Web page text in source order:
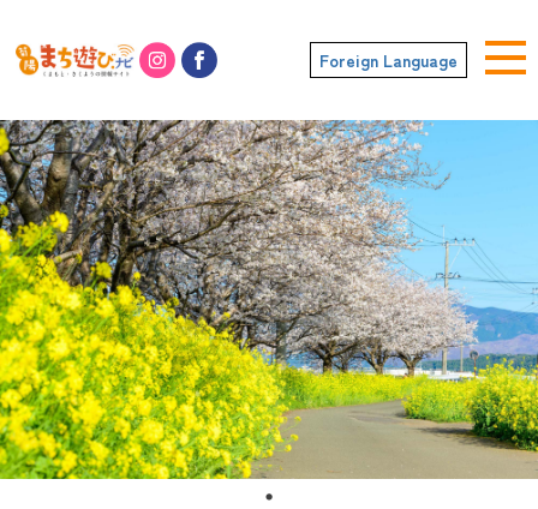
Foreign Language